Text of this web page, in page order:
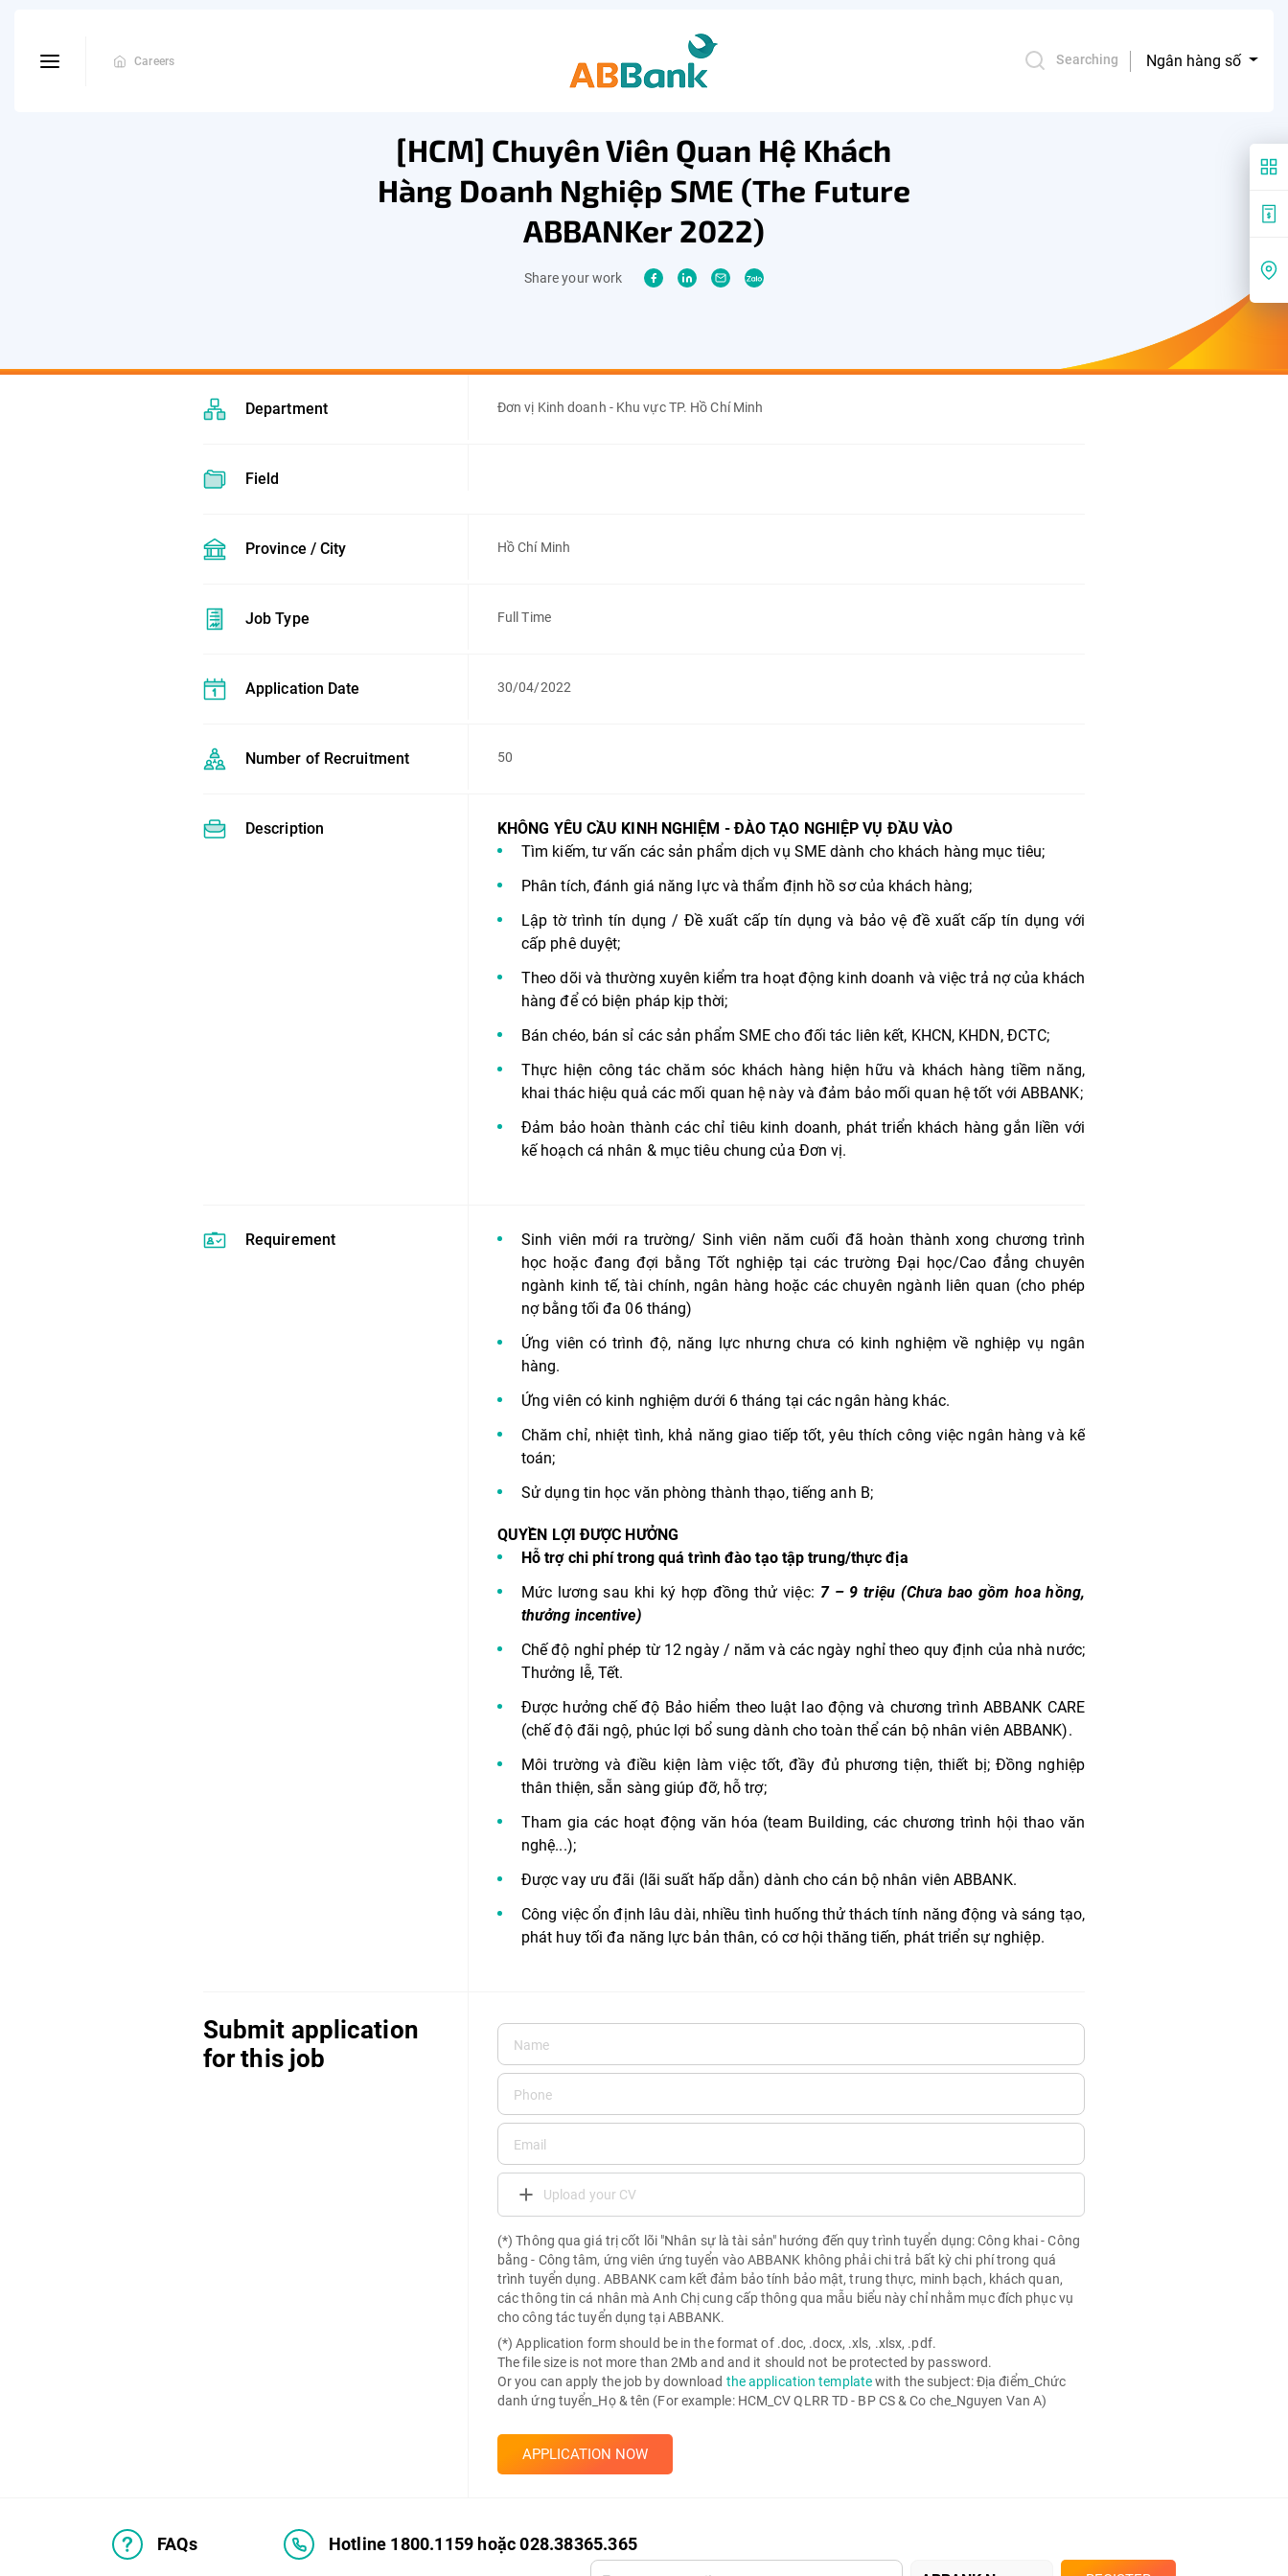
Careers Searching Ngân hàng số
[HCM] Chuyên Viên Quan Hệ Khách
Hàng Doanh Nghiệp SME (The Future
ABBANKer 2022)
Share your work
Department Đơn vị Kinh doanh - Khu vực TP. Hồ Chí Minh
Field
Province / City Hồ Chí Minh
Job Type Full Time
Application Date 30/04/2022
Number of Recruitment 50
Description
KHÔNG YÊU CẦU KINH NGHIỆM - ĐÀO TẠO NGHIỆP VỤ ĐẦU VÀO
Tìm kiếm, tư vấn các sản phẩm dịch vụ SME dành cho khách hàng mục tiêu;
Phân tích, đánh giá năng lực và thẩm định hồ sơ của khách hàng;
Lập tờ trình tín dụng / Đề xuất cấp tín dụng và bảo vệ đề xuất cấp tín dụng với
cấp phê duyệt;
Theo dõi và thường xuyên kiểm tra hoạt động kinh doanh và việc trả nợ của khách
hàng để có biện pháp kịp thời;
Bán chéo, bán sỉ các sản phẩm SME cho đối tác liên kết, KHCN, KHDN, ĐCTC;
Thực hiện công tác chăm sóc khách hàng hiện hữu và khách hàng tiềm năng,
khai thác hiệu quả các mối quan hệ này và đảm bảo mối quan hệ tốt với ABBANK;
Đảm bảo hoàn thành các chỉ tiêu kinh doanh, phát triển khách hàng gắn liền với
kế hoạch cá nhân & mục tiêu chung của Đơn vị.
Requirement
Sinh viên mới ra trường/ Sinh viên năm cuối đã hoàn thành xong chương trình
học hoặc đang đợi bằng Tốt nghiệp tại các trường Đại học/Cao đẳng chuyên
ngành kinh tế, tài chính, ngân hàng hoặc các chuyên ngành liên quan (cho phép
nợ bằng tối đa 06 tháng)
Ứng viên có trình độ, năng lực nhưng chưa có kinh nghiệm về nghiệp vụ ngân
hàng.
Ứng viên có kinh nghiệm dưới 6 tháng tại các ngân hàng khác.
Chăm chỉ, nhiệt tình, khả năng giao tiếp tốt, yêu thích công việc ngân hàng và kế
toán;
Sử dụng tin học văn phòng thành thạo, tiếng anh B;
QUYỀN LỢI ĐƯỢC HƯỞNG
Hỗ trợ chi phí trong quá trình đào tạo tập trung/thực địa
Mức lương sau khi ký hợp đồng thử việc: 7 – 9 triệu (Chưa bao gồm hoa hồng,
thưởng incentive)
Chế độ nghỉ phép từ 12 ngày / năm và các ngày nghỉ theo quy định của nhà nước;
Thưởng lễ, Tết.
Được hưởng chế độ Bảo hiểm theo luật lao động và chương trình ABBANK CARE
(chế độ đãi ngộ, phúc lợi bổ sung dành cho toàn thể cán bộ nhân viên ABBANK).
Môi trường và điều kiện làm việc tốt, đầy đủ phương tiện, thiết bị; Đồng nghiệp
thân thiện, sẵn sàng giúp đỡ, hỗ trợ;
Tham gia các hoạt động văn hóa (team Building, các chương trình hội thao văn
nghệ...);
Được vay ưu đãi (lãi suất hấp dẫn) dành cho cán bộ nhân viên ABBANK.
Công việc ổn định lâu dài, nhiều tình huống thử thách tính năng động và sáng tạo,
phát huy tối đa năng lực bản thân, có cơ hội thăng tiến, phát triển sự nghiệp.
Submit application
for this job
Upload your CV
(*) Thông qua giá trị cốt lõi "Nhân sự là tài sản" hướng đến quy trình tuyển dụng: Công khai - Công
bằng - Công tâm, ứng viên ứng tuyển vào ABBANK không phải chi trả bất kỳ chi phí trong quá
trình tuyển dụng. ABBANK cam kết đảm bảo tính bảo mật, trung thực, minh bạch, khách quan,
các thông tin cá nhân mà Anh Chị cung cấp thông qua mẫu biểu này chỉ nhằm mục đích phục vụ
cho công tác tuyển dụng tại ABBANK.
(*) Application form should be in the format of .doc, .docx, .xls, .xlsx, .pdf.
The file size is not more than 2Mb and and it should not be protected by password.
Or you can apply the job by download the application templatewith the subject: Địa điểm_Chức
danh ứng tuyển_Họ & tên (For example: HCM_CV QLRR TD - BP CS & Co che_Nguyen Van A)
APPLICATION NOW
FAQs Hotline 1800.1159 hoặc 028.38365.365